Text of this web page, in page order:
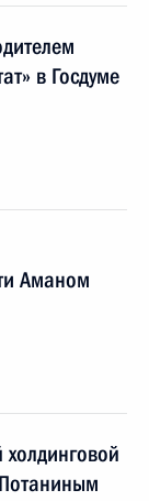
в Госдуме
Аманом
холдинговой